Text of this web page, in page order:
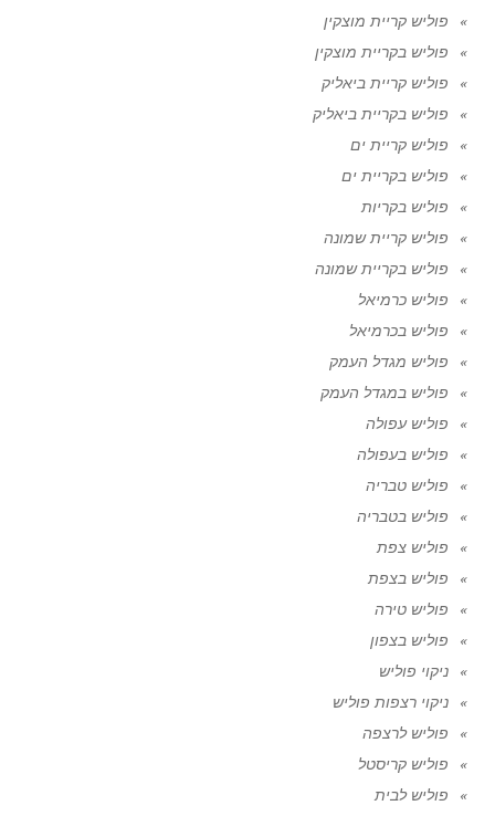
פוליש קריית מוצקין
פוליש בקריית מוצקין
פוליש קריית ביאליק
פוליש בקריית ביאליק
פוליש קריית ים
פוליש בקריית ים
פוליש בקריות
פוליש קריית שמונה
פוליש בקריית שמונה
פוליש כרמיאל
פוליש בכרמיאל
פוליש מגדל העמק
פוליש במגדל העמק
פוליש עפולה
פוליש בעפולה
פוליש טבריה
פוליש בטבריה
פוליש צפת
פוליש בצפת
פוליש טירה
פוליש בצפון
ניקוי פוליש
ניקוי רצפות פוליש
פוליש לרצפה
פוליש קריסטל
פוליש לבית